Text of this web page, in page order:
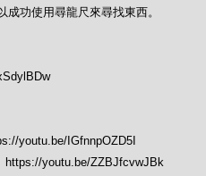
成功使用尋龍尺來尋找東西。
youtu.be/IGfnnpOZD5I
https://youtu.be/ZZBJfcvwJBk